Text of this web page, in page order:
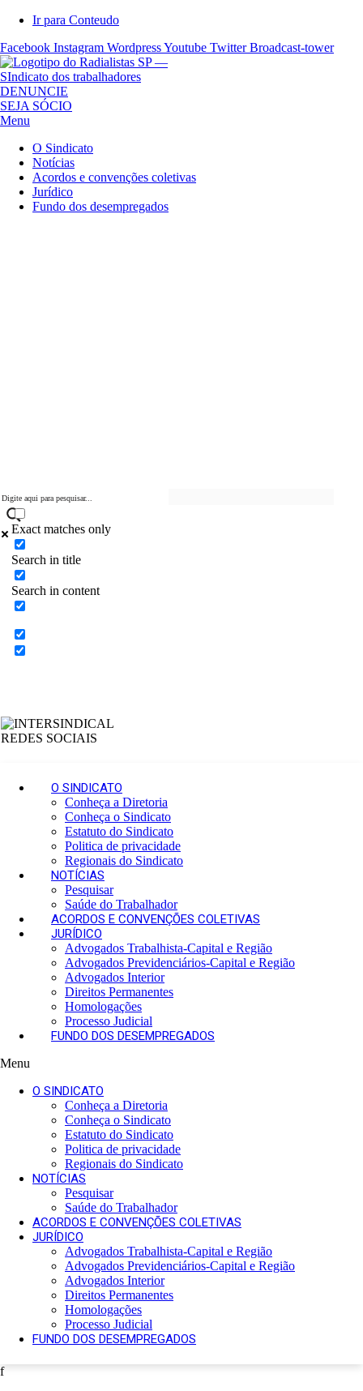
Ir para Conteudo
Facebook Instagram WordpressYoutube Twitter Broadcast-tower
S
i
n
P
u
d
o
s
DENUNCIE
SEJA SÓCIO
Menu
O Sindicato
Notícias
Acordos e convenções coletivas
Jurídico
Fundo dos desempregados
Exact matches only
Search in title
Search in content
O SINDICATO
Conheça a Diretoria
Conheça o Sindicato
Estatuto do Sindicato
Politica de privacidade
Regionais do Sindicato
NOTÍCIAS
Pesquisar
Saúde do Trabalhador
ACORDOS E CONVENÇÕES COLETIVAS
JURÍDICO
Advogados Trabalhista-Capital e Região
Advogados Previdenciários-Capital e Região
Advogados Interior
Direitos Permanentes
Homologações
Processo Judicial
FUNDO DOS DESEMPREGADOS
Menu
O SINDICATO
Conheça a Diretoria
Conheça o Sindicato
Estatuto do Sindicato
Politica de privacidade
Regionais do Sindicato
NOTÍCIAS
Pesquisar
Saúde do Trabalhador
ACORDOS E CONVENÇÕES COLETIVAS
JURÍDICO
Advogados Trabalhista-Capital e Região
Advogados Previdenciários-Capital e Região
Advogados Interior
Direitos Permanentes
Homologações
Processo Judicial
FUNDO DOS DESEMPREGADOS
f